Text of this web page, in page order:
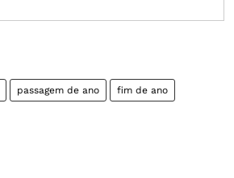
passagem de ano fim de ano